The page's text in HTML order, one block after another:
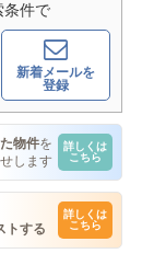
条件で
新着メールを
登録
物件を
します
詳しくは
こちら
トする
詳しくは
こちら